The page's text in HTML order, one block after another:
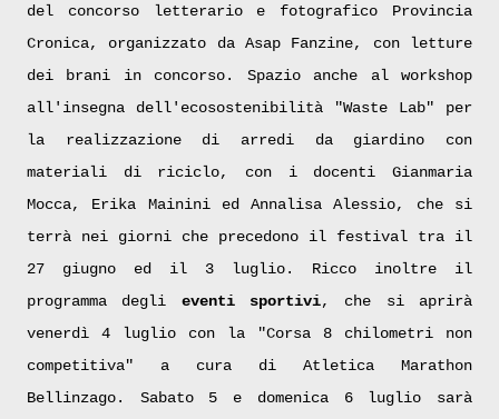
del concorso letterario e fotografico Provincia
Cronica, organizzato da Asap Fanzine, con letture
dei brani in concorso. Spazio anche al workshop
all'insegna dell'ecosostenibilità "Waste Lab" per
la realizzazione di arredi da giardino con
materiali di riciclo, con i docenti Gianmaria
Mocca, Erika Mainini ed Annalisa Alessio, che si
terrà nei giorni che precedono il festival tra il
27 giugno ed il 3 luglio. Ricco inoltre il
programma degli eventi sportivi, che si aprirà
venerdì 4 luglio con la "Corsa 8 chilometri non
competitiva" a cura di Atletica Marathon
Bellinzago. Sabato 5 e domenica 6 luglio sarà